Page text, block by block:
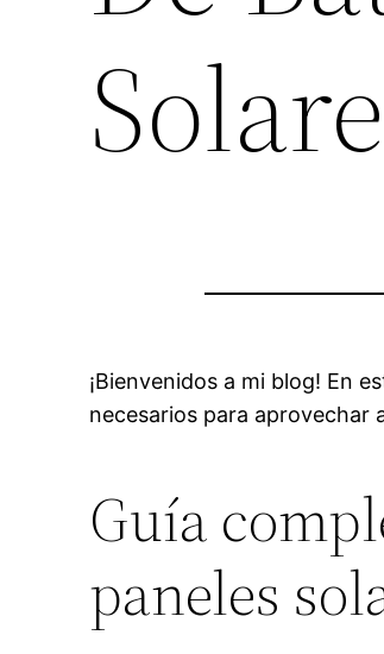
¡Bienvenidos a mi blog! En
necesarios para aprovechar
Guía
paneles